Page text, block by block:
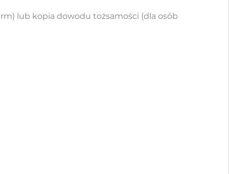
lub kopia dowodu tożsamości (dla osób